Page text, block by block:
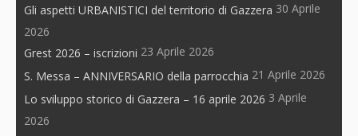
Gli aspetti URBANISTICI del territorio di Gazzera 30 Aprile
2026
Grest 2026 – iscrizioni 23 Aprile 2026
S. Messa – ANNIVERSARIO della parrocchia 21 Aprile 2026
Lo sviluppo storico di Gazzera – 16 aprile 2026 3 Aprile
2026